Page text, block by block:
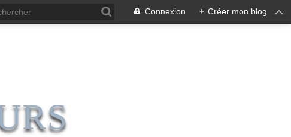
Connexion + Créer mon blog